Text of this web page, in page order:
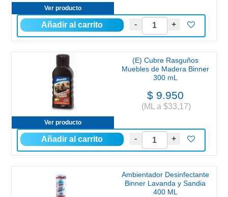
Ver producto
Ver producto
(E) Cubre Rasguños
Muebles de Madera Binner
300 mL
$ 9.950
(ML a $33,17)
Ambientador Desinfectante
Binner Lavanda y Sandia
400 ML